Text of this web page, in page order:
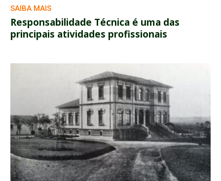
SAIBA MAIS
Responsabilidade Técnica é uma das
principais atividades profissionais